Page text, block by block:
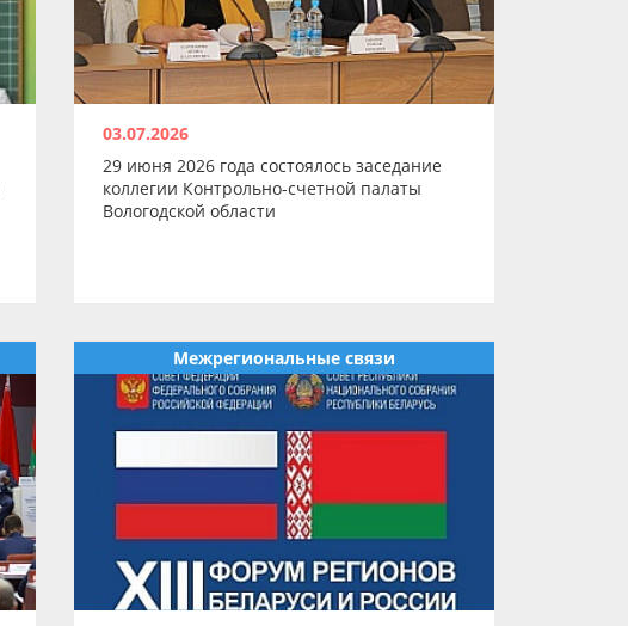
03.07.2026
29 июня 2026 года состоялось заседание
коллегии Контрольно-счетной палаты
Вологодской области
Межрегиональные связи